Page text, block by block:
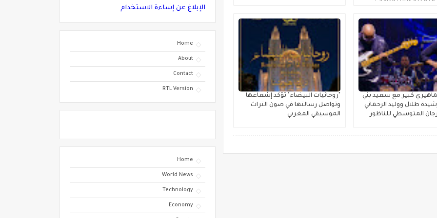
متعددة الاستخدامات
كبير مع سعيد بني
طلال ووليد الرحماني
المتوسطي للناظور
"روحانيات البيضاء" تؤكد إشعاعها
وتواصل رسالتها في صون التراث
الموسيقي المغربي
الإبلاغ عن إساءة الاستخدام
Home
About
Contact
RTL Version
Home
World News
Technology
Economy